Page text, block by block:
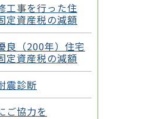
工事を行った住
定資産税の減額
良（200年）住宅
定資産税の減額
震診断
ご協力を